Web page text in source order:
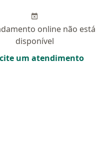
online não está
disponível
um atendimento